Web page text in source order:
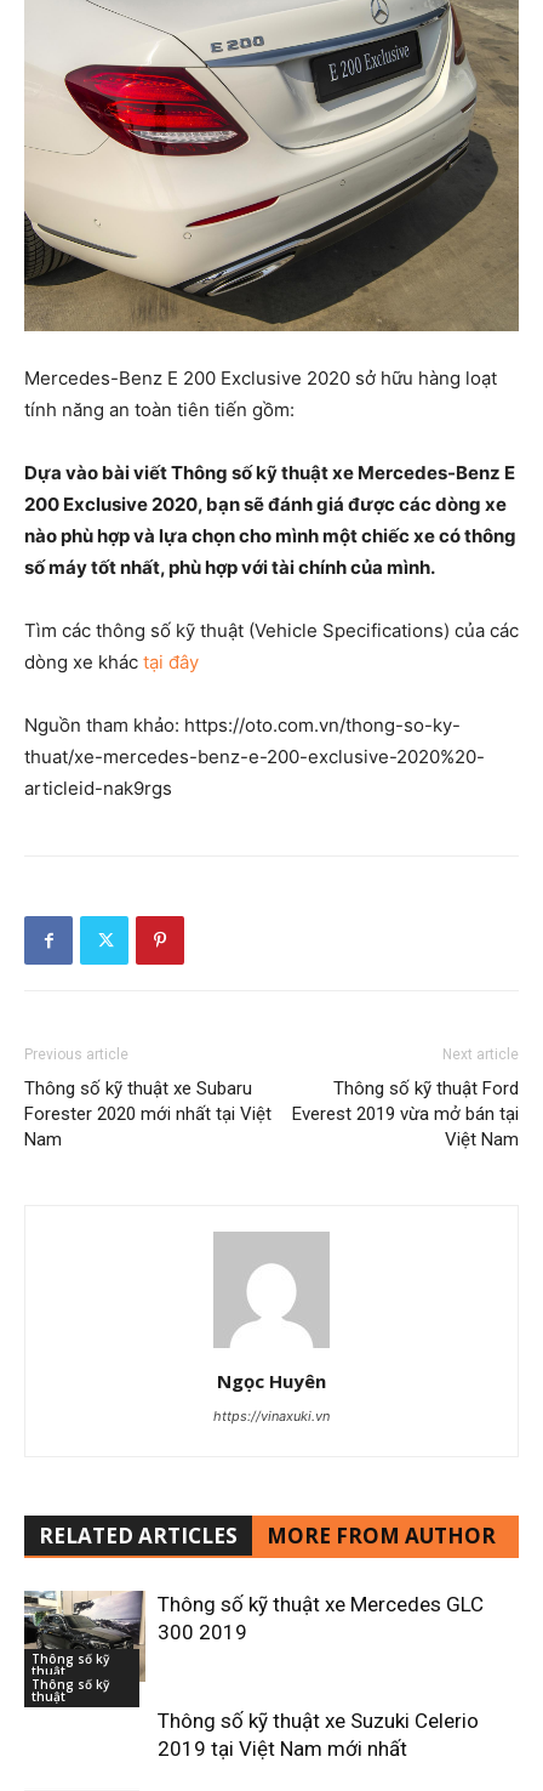
Mercedes-Benz E 200 Exclusive 2020 sở hữu hàng loạt
tính năng an toàn tiên tiến gồm:
Dựa vào bài viết Thông số kỹ thuật xe Mercedes-Benz E
200 Exclusive 2020, bạn sẽ đánh giá được các dòng xe
nào phù hợp và lựa chọn cho mình một chiếc xe có thông
số máy tốt nhất, phù hợp với tài chính của mình.
Tìm các thông số kỹ thuật (Vehicle Specifications) của các
dòng xe khác tại đây
Nguồn tham khảo: https://oto.com.vn/thong-so-ky-
thuat/xe-mercedes-benz-e-200-exclusive-2020%20-
articleid-nak9rgs
Previous article
Thông số kỹ thuật xe Subaru
Forester 2020 mới nhất tại Việt
Nam
Next article
Thông số kỹ thuật Ford
Everest 2019 vừa mở bán tại
Việt Nam
Ngọc Huyên
https://vinaxuki.vn
RELATED ARTICLES MORE FROM AUTHOR
Thông số kỹ
thuật
Thông số kỹ thuật xe Mercedes GLC
300 2019
Thông số kỹ
thuật
Thông số kỹ thuật xe Suzuki Celerio
2019 tại Việt Nam mới nhất